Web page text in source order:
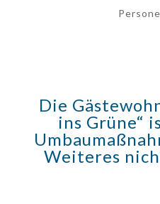
Die
ins Grüne“
Weiteres